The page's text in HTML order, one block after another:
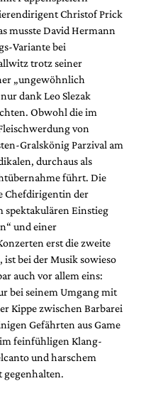
Christof Prick
musste David Hermann
Variante bei
trotz seiner
„ungewöhnlich
dank Leo Slezak
Obwohl die im
von
Gralskönig Parzival am
durchaus als
führt. Die
Chefdirigentin der
spektakulären Einstieg
und einer
erst die zweite
ist bei der Musik sowieso
auch vor allem eins:
bei seinem Umgang mit
Kippe zwischen Barbarei
Gefährten aus Game
feinfühligen Klang-
und harschem
gegenhalten.